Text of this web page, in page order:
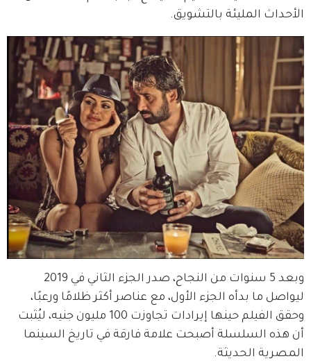
الأحداث المليئة بالتشويق.
ليواصل ما بدأه الجزء الأول، مع عناصر أكثر ظلامًا ورعبًا،
وحقق الفيلم حينها إيرادات تجاوزت 100 مليون جنيه، ليُثبت
أن هذه السلسلة أصبحت علامة فارقة في تاريخ السينما
المصرية الحديثة.